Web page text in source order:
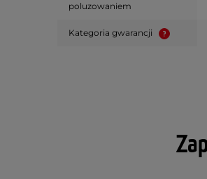
poluzowaniem
Kategoria gwarancji